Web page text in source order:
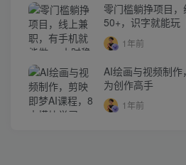
零门槛躺挣项目
50+，识字就能玩
1年前
AI绘画与视频制
为创作高手
1年前